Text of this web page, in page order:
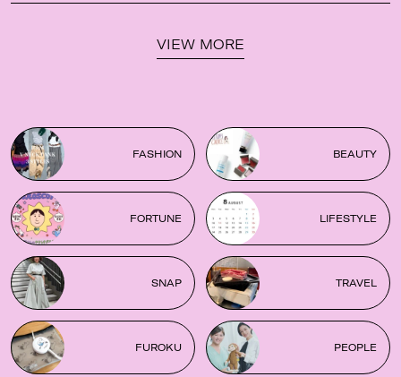
VIEW MORE
FASHION BEAUTY
FORTUNE LIFESTYLE
SNAP TRAVEL
FUROKU PEOPLE